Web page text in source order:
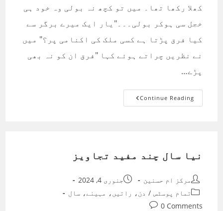
کھلا رکھا تھا۔ میں تو کچھ نہ بولی وہ خود ہی
خجل سی ہوکر بولی۔۔۔"یار ایک میرے برگر سے
کیا فرق پڑتا ہے کسی ملک کی اکنامی پر؟" میں
نے نظریں چراتے ہوئے کہا "فرق ان کو نہ بھی
پڑے…
Continue Readingسوال
تو
نیا سال چند مفید تجاویز
Post
author:
مرکز ام حسنین
Post
published:
جنوری 4, 2024
Post
category:
تمام پوسٹس / دن، راتیں، مہینے، سال
Post
0 Comments